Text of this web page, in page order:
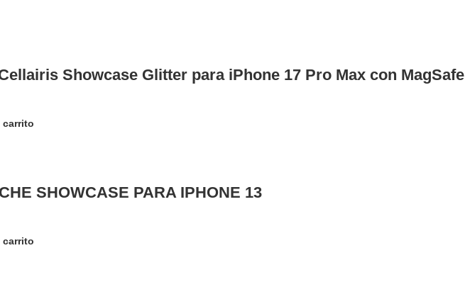
Showcase Glitter para iPhone 17 Pro Max con MagSafe
carrito
SHOWCASE PARA IPHONE 13
carrito